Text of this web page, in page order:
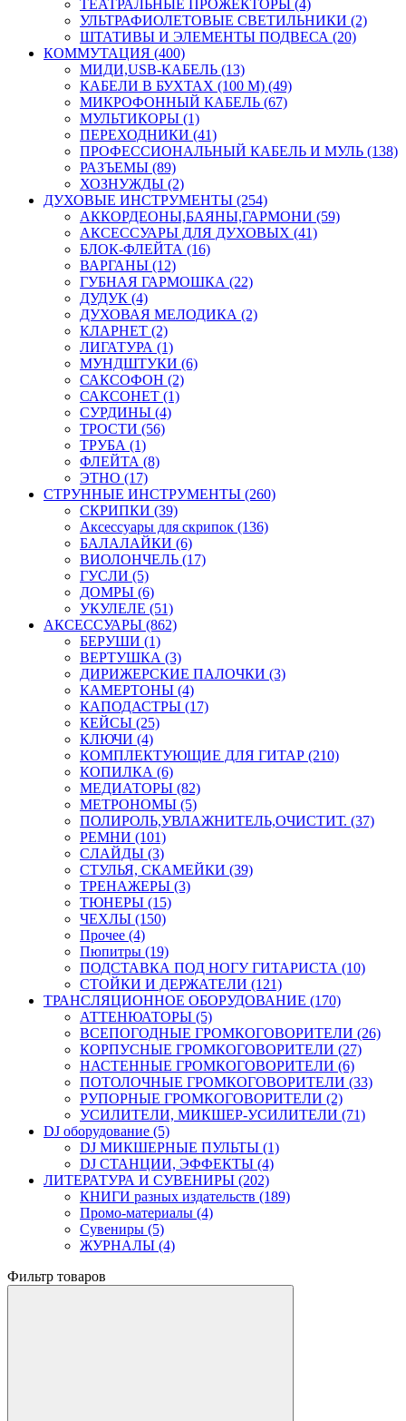
ТЕАТРАЛЬНЫЕ ПРОЖЕКТОРЫ (4)
УЛЬТРАФИОЛЕТОВЫЕ СВЕТИЛЬНИКИ (2)
ШТАТИВЫ И ЭЛЕМЕНТЫ ПОДВЕСА (20)
КОММУТАЦИЯ (400)
МИДИ,USB-КАБЕЛЬ (13)
КАБЕЛИ В БУХТАХ (100 М) (49)
МИКРОФОННЫЙ КАБЕЛЬ (67)
МУЛЬТИКОРЫ (1)
ПЕРЕХОДНИКИ (41)
ПРОФЕССИОНАЛЬНЫЙ КАБЕЛЬ И МУЛЬ (138)
РАЗЪЕМЫ (89)
ХОЗНУЖДЫ (2)
ДУХОВЫЕ ИНСТРУМЕНТЫ (254)
АККОРДЕОНЫ,БАЯНЫ,ГАРМОНИ (59)
АКСЕССУАРЫ ДЛЯ ДУХОВЫХ (41)
БЛОК-ФЛЕЙТА (16)
ВАРГАНЫ (12)
ГУБНАЯ ГАРМОШКА (22)
ДУДУК (4)
ДУХОВАЯ МЕЛОДИКА (2)
КЛАРНЕТ (2)
ЛИГАТУРА (1)
МУНДШТУКИ (6)
САКСОФОН (2)
САКСОНЕТ (1)
СУРДИНЫ (4)
ТРОСТИ (56)
ТРУБА (1)
ФЛЕЙТА (8)
ЭТНО (17)
СТРУННЫЕ ИНСТРУМЕНТЫ (260)
СКРИПКИ (39)
Аксессуары для скрипок (136)
БАЛАЛАЙКИ (6)
ВИОЛОНЧЕЛЬ (17)
ГУСЛИ (5)
ДОМРЫ (6)
УКУЛЕЛЕ (51)
АКСЕССУАРЫ (862)
БЕРУШИ (1)
ВЕРТУШКА (3)
ДИРИЖЕРСКИЕ ПАЛОЧКИ (3)
КАМЕРТОНЫ (4)
КАПОДАСТРЫ (17)
КЕЙСЫ (25)
КЛЮЧИ (4)
КОМПЛЕКТУЮЩИЕ ДЛЯ ГИТАР (210)
КОПИЛКА (6)
МЕДИАТОРЫ (82)
МЕТРОНОМЫ (5)
ПОЛИРОЛЬ,УВЛАЖНИТЕЛЬ,ОЧИСТИТ. (37)
РЕМНИ (101)
СЛАЙДЫ (3)
СТУЛЬЯ, СКАМЕЙКИ (39)
ТРЕНАЖЕРЫ (3)
ТЮНЕРЫ (15)
ЧЕХЛЫ (150)
Прочее (4)
Пюпитры (19)
ПОДСТАВКА ПОД НОГУ ГИТАРИСТА (10)
СТОЙКИ И ДЕРЖАТЕЛИ (121)
ТРАНСЛЯЦИОННОЕ ОБОРУДОВАНИЕ (170)
АТТЕНЮАТОРЫ (5)
ВСЕПОГОДНЫЕ ГРОМКОГОВОРИТЕЛИ (26)
КОРПУСНЫЕ ГРОМКОГОВОРИТЕЛИ (27)
НАСТЕННЫЕ ГРОМКОГОВОРИТЕЛИ (6)
ПОТОЛОЧНЫЕ ГРОМКОГОВОРИТЕЛИ (33)
РУПОРНЫЕ ГРОМКОГОВОРИТЕЛИ (2)
УСИЛИТЕЛИ, МИКШЕР-УСИЛИТЕЛИ (71)
DJ оборудование (5)
DJ МИКШЕРНЫЕ ПУЛЬТЫ (1)
DJ СТАНЦИИ, ЭФФЕКТЫ (4)
ЛИТЕРАТУРА И СУВЕНИРЫ (202)
КНИГИ разных издательств (189)
Промо-материалы (4)
Сувениры (5)
ЖУРНАЛЫ (4)
Фильтр товаров